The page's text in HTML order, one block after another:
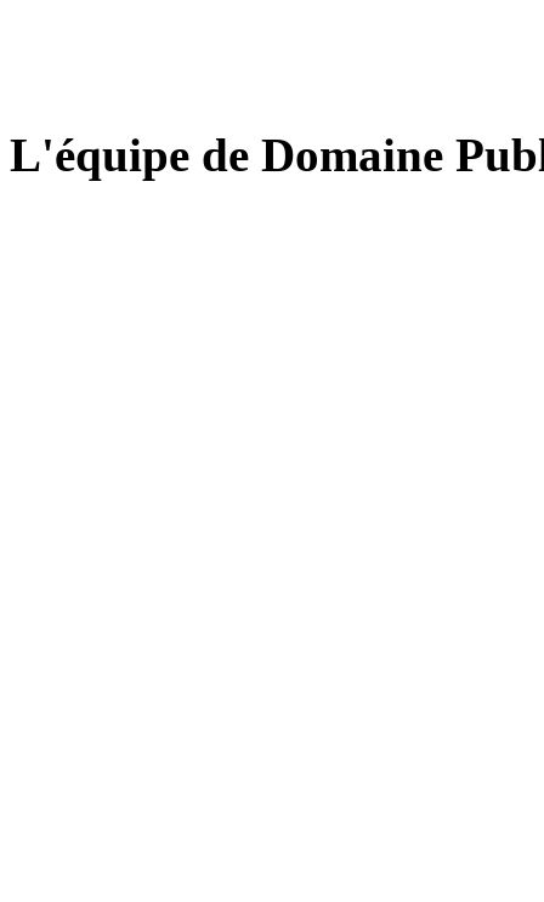
L'équipe de Domaine